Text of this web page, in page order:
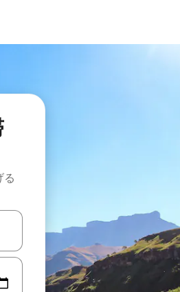
る
移動するか、画面をタッチまたはスワ